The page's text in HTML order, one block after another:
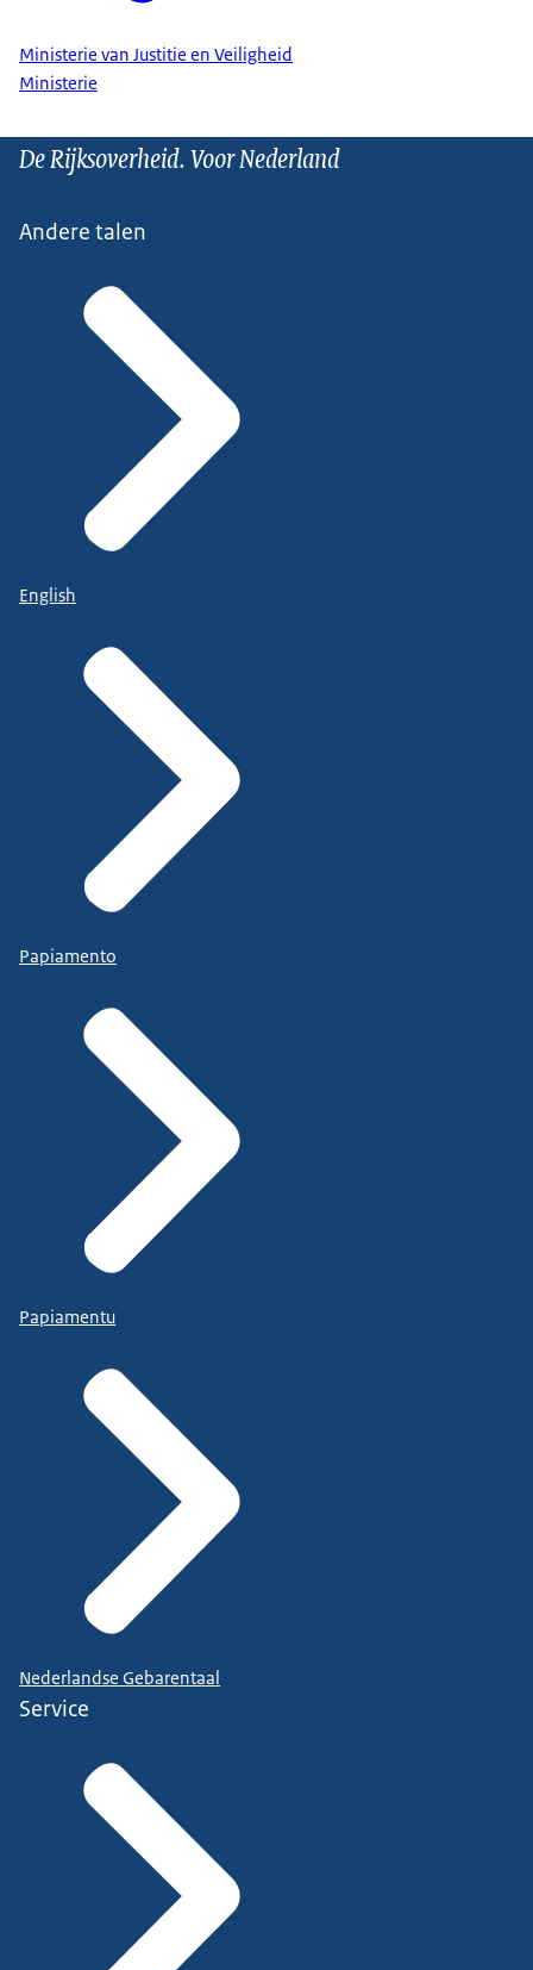
Ministerie van Justitie en Veiligheid
Ministerie
De Rijksoverheid. Voor Nederland
Andere talen
English
Papiamento
Papiamentu
Nederlandse Gebarentaal
Service